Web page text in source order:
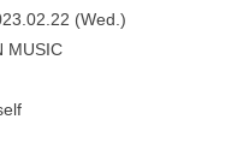
(Wed.)
MUSIC